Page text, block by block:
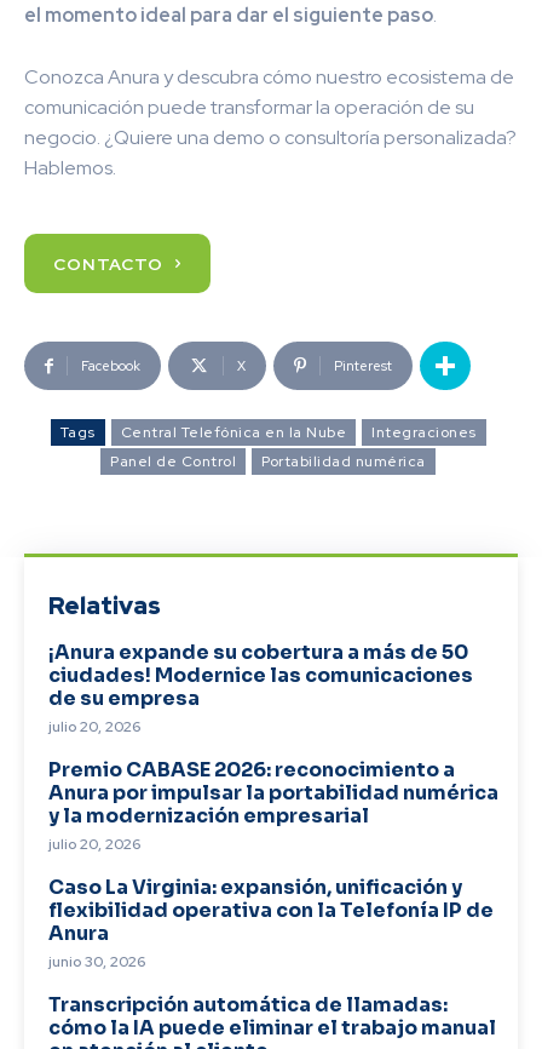
el momento ideal para dar el siguiente paso.
Conozca Anura y descubra cómo nuestro ecosistema de
comunicación puede transformar la operación de su
negocio. ¿Quiere una demo o consultoría personalizada?
Hablemos.
CONTACTO
Facebook X Pinterest
Tags Central Telefónica en la Nube
Integraciones
Panel de Control
Portabilidad numérica
Relativas
¡Anura expande su cobertura a más de 50
ciudades! Modernice las comunicaciones
de su empresa
julio 20, 2026
Premio CABASE 2026: reconocimiento a
Anura por impulsar la portabilidad numérica
y la modernización empresarial
julio 20, 2026
Caso La Virginia: expansión, unificación y
flexibilidad operativa con la Telefonía IP de
Anura
junio 30, 2026
Transcripción automática de llamadas:
cómo la IA puede eliminar el trabajo manual